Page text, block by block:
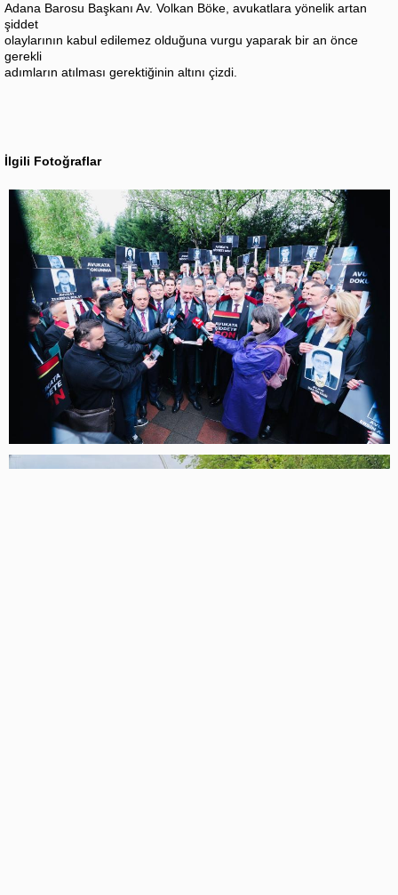
Adana Barosu Başkanı Av. Volkan Böke, avukatlara yönelik artan
şiddet
olaylarının kabul edilemez olduğuna vurgu yaparak bir an önce
gerekli
adımların atılması gerektiğinin altını çizdi.
İlgili Fotoğraflar